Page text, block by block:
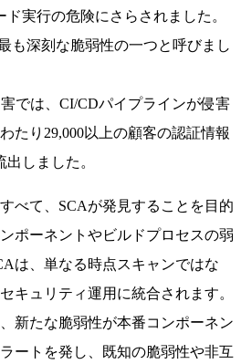
ド実行の危険にさらされました。
も深刻な脆弱性の一つと呼びまし
害では、CI/CDパイプラインが侵害
たり29,000以上の顧客の認証情報
しました。
べて、SCAが発見することを目的
ポーネントやビルドプロセスの弱
は、単なる時点スキャンではな
キュリティ運用に統合されます。
新たな脆弱性が本番コンポーネン
ートを発し、既知の脆弱性や非互